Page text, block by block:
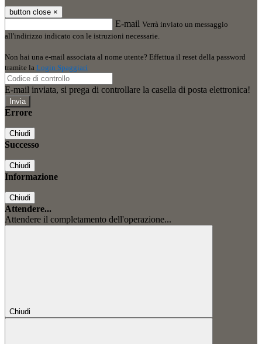
button close ×
E-mail Verrà inviato un messaggio
all'indirizzo indicato con le istruzioni necessarie.
Non hai una e-mail associata al nome utente? Effettua il reset della password
tramite la Login Spaggiari
E-mail inviata, si prega di controllare la casella di posta elettronica!
Errore
Chiudi
Successo
Chiudi
Informazione
Chiudi
Attendere...
Attendere il completamento dell'operazione...
Chiudi